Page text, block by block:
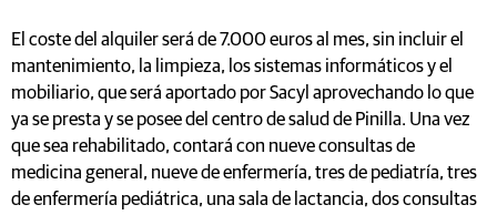
El coste del alquiler será de 7.000 euros al mes, sin incluir el
mantenimiento, la limpieza, los sistemas informáticos y el
mobiliario, que será aportado por Sacyl aprovechando lo que
ya se presta y se posee del centro de salud de Pinilla. Una vez
que sea rehabilitado, contará con nueve consultas de
medicina general, nueve de enfermería, tres de pediatría, tres
de enfermería pediátrica, una sala de lactancia, dos consultas